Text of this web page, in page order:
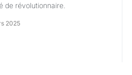
de révolutionnaire.
2025